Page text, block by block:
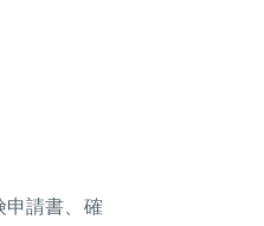
申請書、確